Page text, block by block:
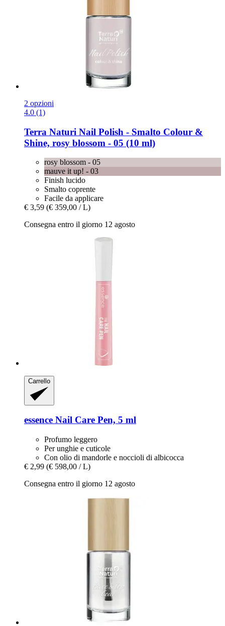
2 opzioni
4.0 (1)
Terra Naturi Nail Polish -​ Smalto Colour &
Shine, rosy blossom -​ 05 (10 ml)
rosy blossom - 05
mauve it up! - 03
Finish lucido
Smalto coprente
Facile da applicare
€ 3,59 (€ 359,00 / L)
Consegna entro il giorno 12 agosto
Carrello
essence Nail Care Pen, 5 ml
Profumo leggero
Per unghie e cuticole
Con olio di mandorle e noccioli di albicocca
€ 2,99 (€ 598,00 / L)
Consegna entro il giorno 12 agosto